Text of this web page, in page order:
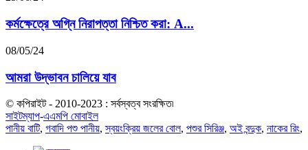
কর্মক্ষেত্রে অগ্নি নিরাপত্তা নিশ্চিত করা: A...
08/05/24
আমরা উদ্ভাবন চালিয়ে যাব
© কপিরাইট - 2010-2023 : সর্বস্বত্ব সংরক্ষিত৷
সাইটম্যাপ-এএমপি মোবাইল
পানীয় বাটি, গবাদি পশু পানীয়,স্বয়ংক্রিয় জলের বোল, পশুর সিরিঞ্জ, অই বন্দুক, নাকের রিং,